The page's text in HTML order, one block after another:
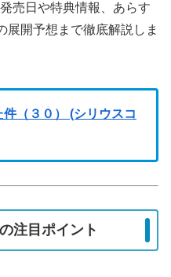
売日や特典情報、あらす
展開予想まで徹底解説しま
（３０） (シリウスコ
注目ポイント